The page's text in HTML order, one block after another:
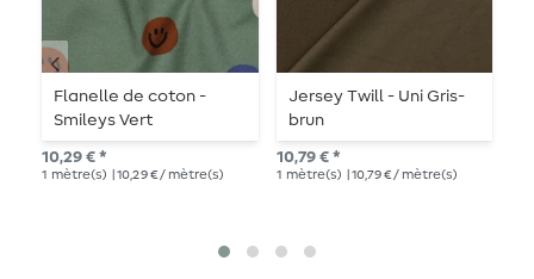
Flanelle de coton -
Smileys Vert
10,29 € *
1 mètre(s) | 10,29 € / mètre(s)
Jersey Twill - Uni Gris-
brun
10,79 € *
1 mètre(s) | 10,79 € / mètre(s)